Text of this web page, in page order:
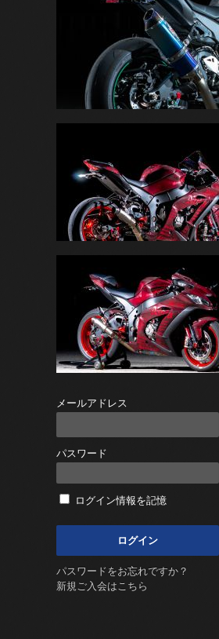
メールアドレス
パスワード
ログイン情報を記憶
パスワードをお忘れですか？
新規ご入会はこちら